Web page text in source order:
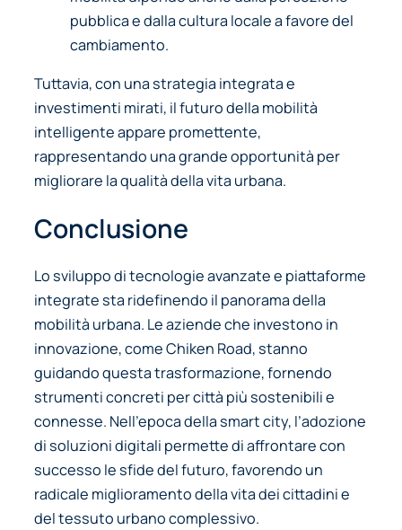
pubblica e dalla cultura locale a favore del
cambiamento.
Tuttavia, con una strategia integrata e
investimenti mirati, il futuro della mobilità
intelligente appare promettente,
rappresentando una grande opportunità per
migliorare la qualità della vita urbana.
Conclusione
Lo sviluppo di tecnologie avanzate e piattaforme
integrate sta ridefinendo il panorama della
mobilità urbana. Le aziende che investono in
innovazione, come Chiken Road, stanno
guidando questa trasformazione, fornendo
strumenti concreti per città più sostenibili e
connesse. Nell’epoca della smart city, l’adozione
di soluzioni digitali permette di affrontare con
successo le sfide del futuro, favorendo un
radicale miglioramento della vita dei cittadini e
del tessuto urbano complessivo.